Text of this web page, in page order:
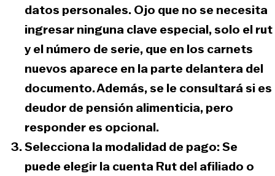
datos personales. Ojo que no se necesita
ingresar ninguna clave especial, solo el rut
y el número de serie, que en los carnets
nuevos aparece en la parte delantera del
documento. Además, se le consultará si es
deudor de pensión alimenticia, pero
responder es opcional.
Selecciona la modalidad de pago:Se
puede elegir la cuenta Rut del afiliado o